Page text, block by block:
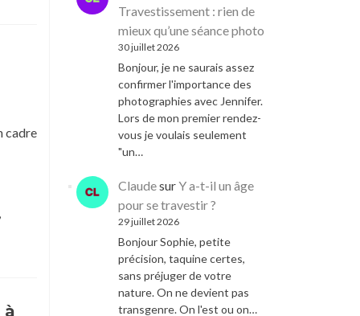
cadre
,
à
Travestissement : rien de
mieux qu’une séance photo
30 juillet 2026
Bonjour, je ne saurais assez
confirmer l'importance des
photographies avec Jennifer.
Lors de mon premier rendez-
vous je voulais seulement
"un…
ClaudesurY a-t-il un âge
pour se travestir ?
29 juillet 2026
Bonjour Sophie, petite
précision, taquine certes,
sans préjuger de votre
nature. On ne devient pas
transgenre. On l'est ou on…